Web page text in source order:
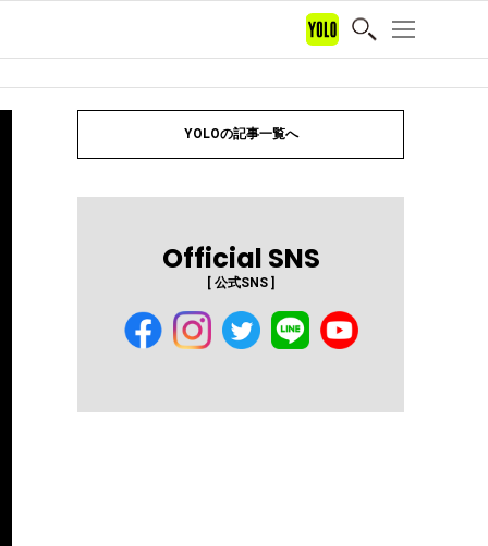
YOLOの記事一覧へ
Official SNS
[ 公式SNS ]